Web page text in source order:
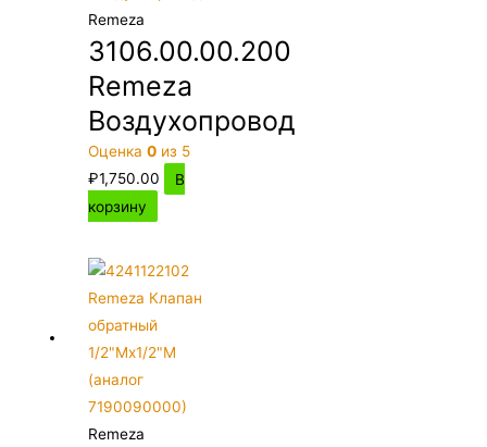
Remeza
3106.00.00.200
Remeza
Воздухопровод
Оценка0 из 5
₽1,750.00
В
корзину
Remeza